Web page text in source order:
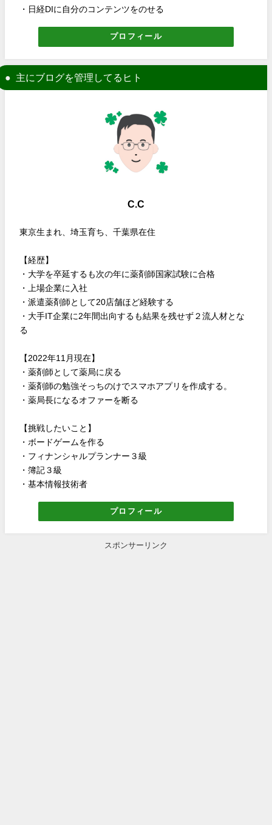
・日経DIに自分のコンテンツをのせる
プロフィール
主にブログを管理してるヒト
C.C
東京生まれ、埼玉育ち、千葉県在住
【経歴】
・大学を卒延するも次の年に薬剤師国家試験に合格
・上場企業に入社
・派遣薬剤師として20店舗ほど経験する
・大手IT企業に2年間出向するも結果を残せず２流人材とな
る
【2022年11月現在】
・薬剤師として薬局に戻る
・薬剤師の勉強そっちのけでスマホアプリを作成する。
・薬局長になるオファーを断る
【挑戦したいこと】
・ボードゲームを作る
・フィナンシャルプランナー３級
・簿記３級
・基本情報技術者
プロフィール
スポンサーリンク